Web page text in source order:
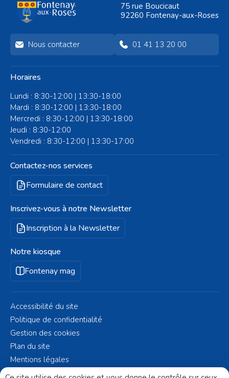
graveur et peintre : un
hommage à Fontenay-
aux-Roses »
75 rue Boucicaut
92260 Fontenay-aux-Roses
Nous contacter 01 41 13 20 00
Horaires
Lundi : 8:30-12:00 | 13:30-18:00
Mardi : 8:30-12:00 | 13:30-18:00
Mercredi : 8:30-12:00 | 13:30-18:00
Jeudi : 8:30-12:00
Vendredi : 8:30-12:00 | 13:30-17:00
Contactez-nos services
Formulaire de contact
Inscrivez-vous à notre Newsletter
Inscription à la Newsletter
Notre kiosque
Fontenay mag
Mentions légales
Accessibilité du site
Politique de confidentialité
Gestion des cookies
Plan du site
© Fontenay-aux-Roses 2023 - Réalisé par Altelis